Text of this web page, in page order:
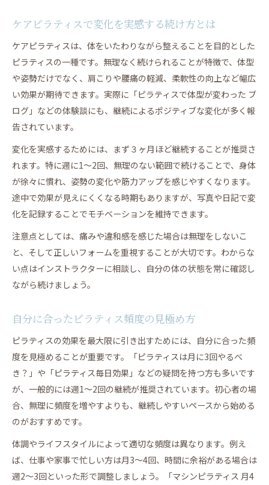
ケアピラティスで変化を実感する続け方とは
ケアピラティスは、体をいたわりながら整えることを目的とした
ピラティスの一種です。無理なく続けられることが特徴で、体型
や姿勢だけでなく、肩こりや腰痛の軽減、柔軟性の向上など幅広
い効果が期待できます。実際に「ピラティスで体型が変わった ブ
ログ」などの体験談にも、継続によるポジティブな変化が多く報
告されています。
変化を実感するためには、まず３ヶ月ほど継続することが推奨さ
れます。特に週に1～2回、無理のない範囲で続けることで、身体
が徐々に慣れ、姿勢の変化や筋力アップを感じやすくなります。
途中で効果が見えにくくなる時期もありますが、写真や日記で変
化を記録することでモチベーションを維持できます。
注意点としては、痛みや違和感を感じた場合は無理をしないこ
と、そして正しいフォームを重視することが大切です。わからな
い点はインストラクターに相談し、自分の体の状態を常に確認し
ながら続けましょう。
自分に合ったピラティス頻度の見極め方
ピラティスの効果を最大限に引き出すためには、自分に合った頻
度を見極めることが重要です。「ピラティスは月に3回やるべ
き？」や「ピラティス毎日効果」などの疑問を持つ方も多いです
が、一般的には週1～2回の継続が推奨されています。初心者の場
合、無理に頻度を増やすよりも、継続しやすいペースから始める
のがおすすめです。
体調やライフスタイルによって適切な頻度は異なります。例え
ば、仕事や家事で忙しい方は月3～4回、時間に余裕がある場合は
週2～3回といった形で調整しましょう。「マシンピラティス 月4